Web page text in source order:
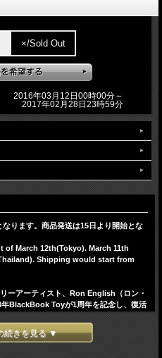
×/Sold Out
2016年03月12日00時00分～
2017年02月28日23時59分
ります。商品発送は15日より開始とな
March 12th(Tokyo). March 11th
Shipping would start from
ーアーティスト、Ron English（ロン・
BlackBook Toyが1周年を記念し、復活
ドープ極まりないです！首、両手、両手
editionはシリーズ初のGID。暗闇で頭
続きを見る ▼